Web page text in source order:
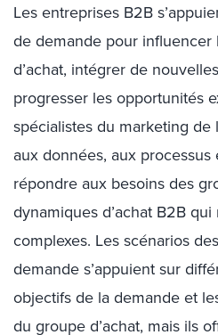
Les entreprises B2B
de demande pour
d’achat, intégrer de
progresser les opportunités
spécialistes du marketing
aux données, aux
répondre aux besoins des
dynamiques d’achat B2B qui
complexes. Les scénarios
demande s’appuient sur
objectifs de la demande et
du groupe d’achat, mais ils